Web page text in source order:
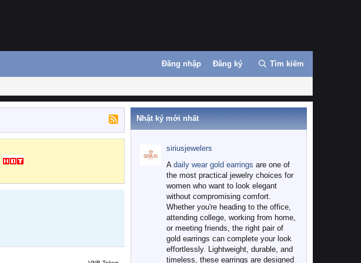
Đăng nhập Đăng ký Tìm kiếm
Nhật ký mới nhất
siriusjewelers
A daily wear gold earrings are one of
the most practical jewelry choices for
women who want to look elegant
without compromising comfort.
Whether you're heading to the office,
attending college, working from home,
or meeting friends, the right pair of
gold earrings can complete your look
effortlessly. Lightweight, durable, and
timeless, these earrings are designed